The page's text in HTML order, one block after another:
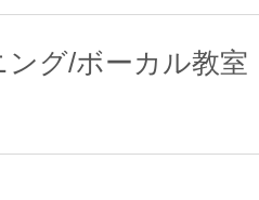
グ/ボーカル教室